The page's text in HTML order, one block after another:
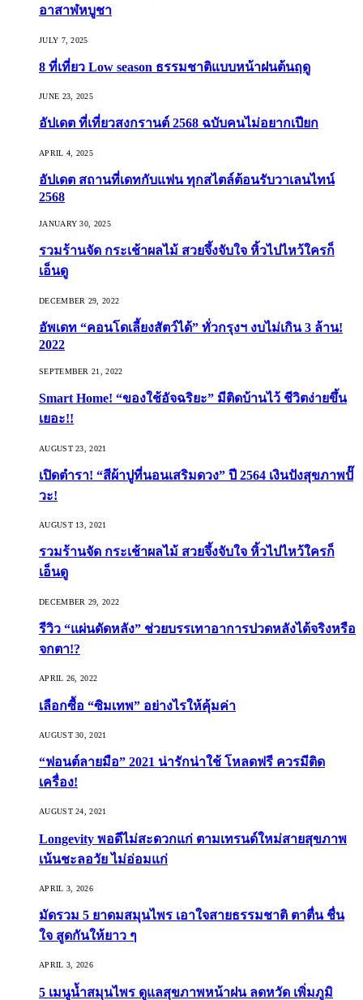
อาสาฬหบูชา
JULY 7, 2025
8 ที่เที่ยว Low season ธรรมชาติแบบหน้าฝนต้นฤดู️
JUNE 23, 2025
อัปเดต ที่เที่ยวสงกรานต์ 2568 ฉบับคนไม่อยากเปียก
APRIL 4, 2025
อัปเดต สถานที่เดทกับแฟน ทุกสไตล์ต้อนรับวาเลนไทน์
2568
JANUARY 30, 2025
รวมร้านจัด กระเช้าผลไม้ สวยจึ้งจับใจ หิ้วไปไหว้ใครก็
เอ็นดู
DECEMBER 29, 2022
อัพเดท “คอนโดเลี้ยงสัตว์ได้” ทั่วกรุงฯ งบไม่เกิน 3 ล้าน!
2022
SEPTEMBER 21, 2022
Smart Home! “ของใช้อัจฉริยะ” มีติดบ้านไว้ ชีวิตง่ายขึ้น
เยอะ!!
AUGUST 23, 2021
เปิดตำรา! “สีผ้าปูที่นอนเสริมดวง” ปี 2564 เงินปังสุขภาพปั๊
วะ!
AUGUST 13, 2021
รวมร้านจัด กระเช้าผลไม้ สวยจึ้งจับใจ หิ้วไปไหว้ใครก็
เอ็นดู
DECEMBER 29, 2022
รีวิว “แผ่นดัดหลัง” ช่วยบรรเทาอาการปวดหลังได้จริงหรือ
จกตา!?
APRIL 26, 2022
เลือกซื้อ “ซิมเทพ” อย่างไรให้คุ้มค่า
AUGUST 30, 2021
“ฟอนต์ลายมือ” 2021 น่ารักน่าใช้ โหลดฟรี ควรมีติด
เครื่อง!
AUGUST 24, 2021
Longevity พอดีไม่สะดวกแก่ ตามเทรนด์ใหม่สายสุขภาพ
เน้นชะลอวัย ไม่อ่อมแก่
APRIL 3, 2026
มัดรวม 5 ยาดมสมุนไพร เอาใจสายธรรมชาติ ตาตื่น ชื่น
ใจ สูดกันให้ยาว ๆ
APRIL 3, 2026
5 เมนูน้ำสมุนไพร ดูแลสุขภาพหน้าฝน ลดหวัด เพิ่มภูมิ